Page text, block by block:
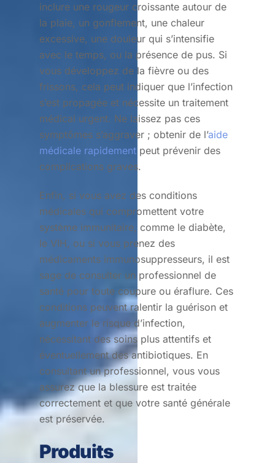
inclure une rougeur croissante autour de
la plaie, un gonflement, une chaleur
excessive, une douleur qui s’intensifie
avec le temps, ou la présence de pus. Si
vous développez de la fièvre ou des
frissons, cela peut indiquer que l’infection
s’est propagée et nécessite un traitement
médical urgent. Ne laissez pas ces
symptômes s’aggraver ; obtenir de l’aide
médicale rapidement peut prévenir des
complications graves.
Enfin, si vous avez des conditions
médicales qui compromettent votre
système immunitaire, comme le diabète,
le VIH, ou si vous prenez des
médicaments immunosuppresseurs, il est
sage de consulter un professionnel de
santé pour toute coupure ou éraflure. Ces
conditions peuvent ralentir la guérison et
augmenter le risque d’infection,
nécessitant des soins plus attentifs et
éventuellement des antibiotiques. En
consultant un professionnel, vous vous
assurez que la blessure est traitée
correctement et que votre santé générale
est préservée.
Produits